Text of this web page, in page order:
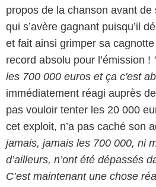
propos de la chanson avant de
qui s’avère gagnant puisqu’il
et fait ainsi grimper sa
record absolu pour l’émission !
les 700 000 euros et ça c'est
immédiatement réagi auprès
pas vouloir tenter les 20 000
cet exploit, n’a pas caché son
jamais, jamais les 700 000, ni
d’ailleurs, n’ont été dépassés
C’est maintenant une chose